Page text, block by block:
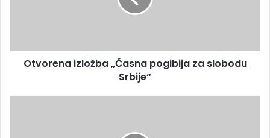
Otvorena izložba „Časna pogibija za slobodu
Srbije“